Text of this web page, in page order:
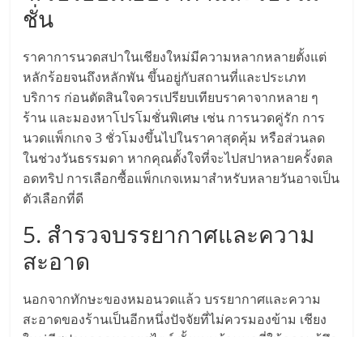
ลงทุน
น้อย
คืน
ทุน
ไว,
ที่
ปรึกษา
ชั่น
ราคาการนวดสปาในเชียงใหม่มีความหลากหลายตั้งแต่
หลักร้อยจนถึงหลักพัน ขึ้นอยู่กับสถานที่และประเภท
บริการ ก่อนตัดสินใจควรเปรียบเทียบราคาจากหลาย ๆ
ร้าน และมองหาโปรโมชั่นพิเศษ เช่น การนวดคู่รัก การ
นวดแพ็กเกจ 3 ชั่วโมงขึ้นไปในราคาสุดคุ้ม หรือส่วนลด
ในช่วงวันธรรมดา หากคุณตั้งใจที่จะไปสปาหลายครั้งตล
อดทริป การเลือกซื้อแพ็กเกจเหมาสำหรับหลายวันอาจเป็น
ตัวเลือกที่ดี
5. สำรวจบรรยากาศและความ
สะอาด
นอกจากทักษะของหมอนวดแล้ว บรรยากาศและความ
สะอาดของร้านเป็นอีกหนึ่งปัจจัยที่ไม่ควรมองข้าม เชียง